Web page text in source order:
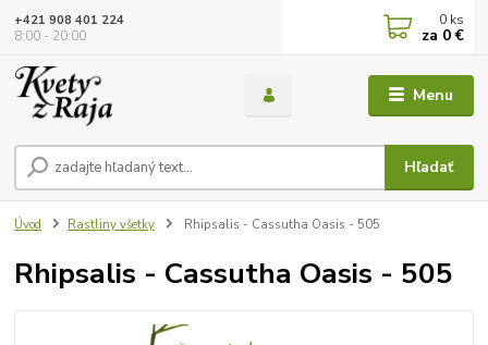
Menu
Hľadať
+421 908 401 224
8:00 - 20:00
0 ks
za 0 €
Úvod Rastliny všetky Rhipsalis - Cassutha Oasis - 505
Rhipsalis - Cassutha Oasis - 505